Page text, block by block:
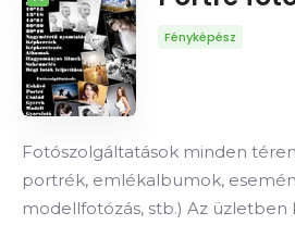
Fényképész
Fotószolgáltatások minden
portrék, emlékalbumok,
modellfotózás, stb.) Az üzletben